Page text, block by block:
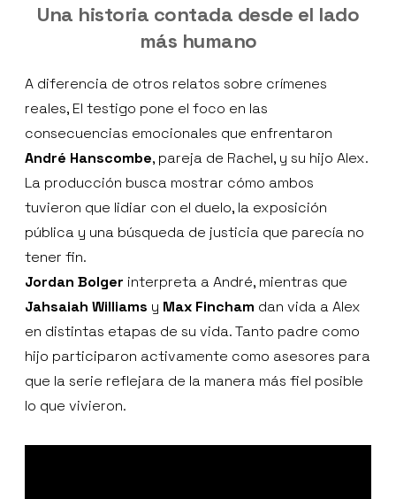
Una historia contada desde el lado
más humano
A diferencia de otros relatos sobre crímenes
reales, El testigo pone el foco en las
consecuencias emocionales que enfrentaron
André Hanscombe, pareja de Rachel, y su hijo Alex.
La producción busca mostrar cómo ambos
tuvieron que lidiar con el duelo, la exposición
pública y una búsqueda de justicia que parecía no
tener fin.
Jordan Bolger interpreta a André, mientras que
Jahsaiah Williams y Max Fincham dan vida a Alex
en distintas etapas de su vida. Tanto padre como
hijo participaron activamente como asesores para
que la serie reflejara de la manera más fiel posible
lo que vivieron.